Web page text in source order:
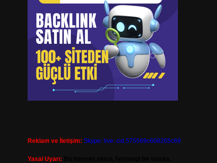
Reklam ve İletişim: Skype: live:.cid.575569c608265c69
Yasal Uyarı: